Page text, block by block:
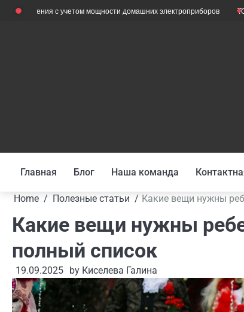
Skipс учетом мощности домашних электроприборов ТОП 10
Главная Блог Наша команда
Home Полезные статьи Какие вещи нужны
Какие вещи нужны
полный список
19.09.2025 by Киселева Галина